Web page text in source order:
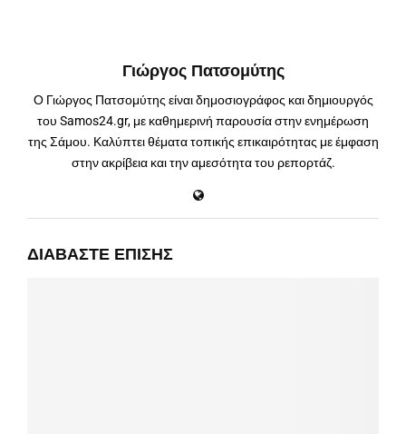
Γιώργος Πατσομύτης
Ο Γιώργος Πατσομύτης είναι δημοσιογράφος και δημιουργός
του Samos24.gr, με καθημερινή παρουσία στην ενημέρωση
της Σάμου. Καλύπτει θέματα τοπικής επικαιρότητας με έμφαση
στην ακρίβεια και την αμεσότητα του ρεπορτάζ.
ΔΙΑΒΆΣΤΕ ΕΠΊΣΗΣ